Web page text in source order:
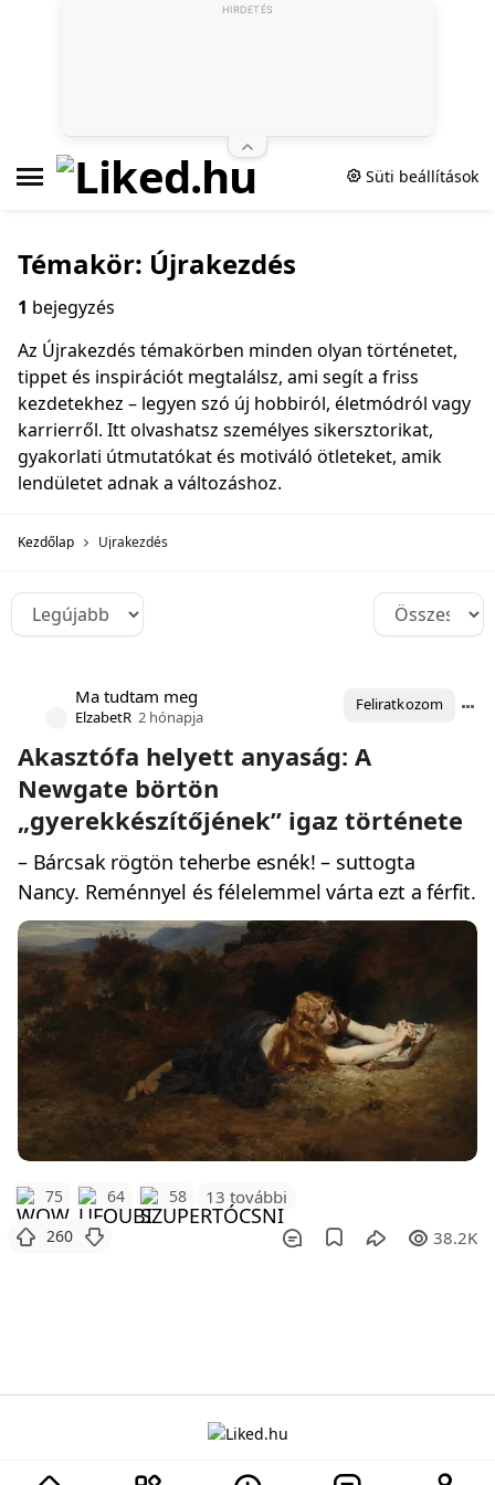
Süti beállítások
Témakör: Újrakezdés
1 bejegyzés
Az Újrakezdés témakörben minden olyan történetet,
tippet és inspirációt megtalálsz, ami segít a friss
kezdetekhez – legyen szó új hobbiról, életmódról vagy
karrierről. Itt olvashatsz személyes sikersztorikat,
gyakorlati útmutatókat és motiváló ötleteket, amik
lendületet adnak a változáshoz.
Kezdőlap Újrakezdés
Ma tudtam meg
ElzabetR 2 hónapja
Feliratkozom
Akasztófa helyett anyaság: A
Newgate börtön
„gyerekkészítőjének” igaz története
– Bárcsak rögtön teherbe esnék! – suttogta
Nancy. Reménnyel és félelemmel várta ezt a férfit.
75 64 58 13 további
260 38.2K
A projektről Adatvédelem Szabályzat
HIRDETÉS